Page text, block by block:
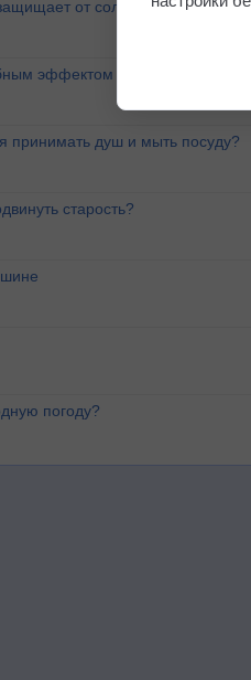
от солнечного удара
эффектом
принимать душ и мыть посуду?
старость?
погоду?